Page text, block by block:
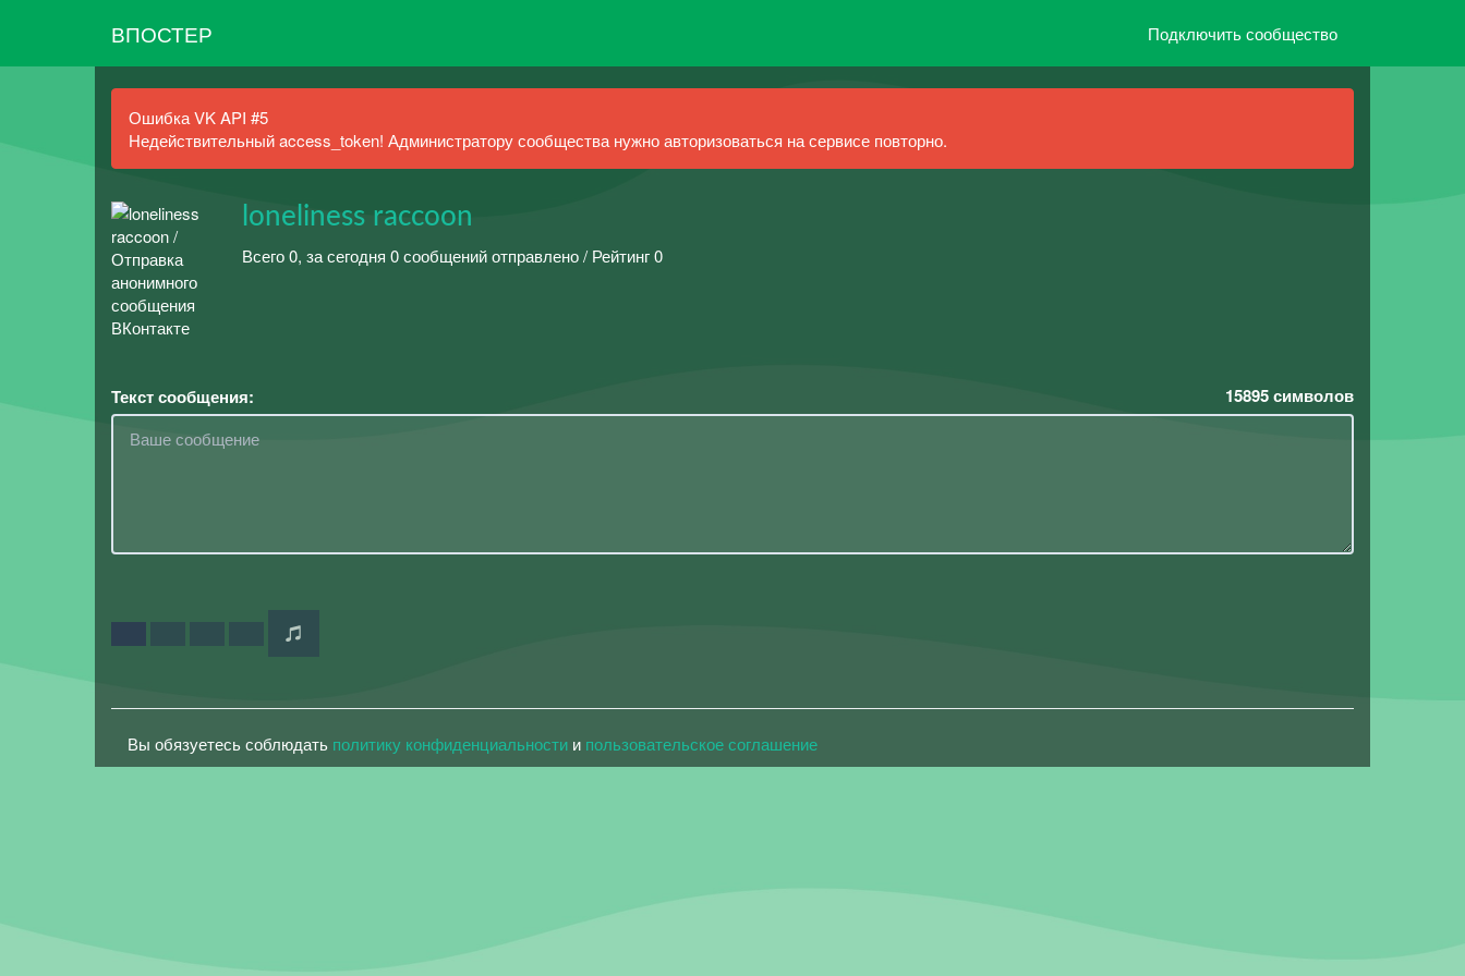
ВПОСТЕР Подключить сообщество
Ошибка VK API #5
Недействительный access_token! Администратору сообщества нужно авторизоваться на сервисе повторно.
loneliness raccoon
Всего 0, за сегодня 0 сообщений отправлено / Рейтинг 0
Текст сообщения: 15895символов
Вы обязуетесь соблюдать политику конфиденциальности и пользовательское соглашение